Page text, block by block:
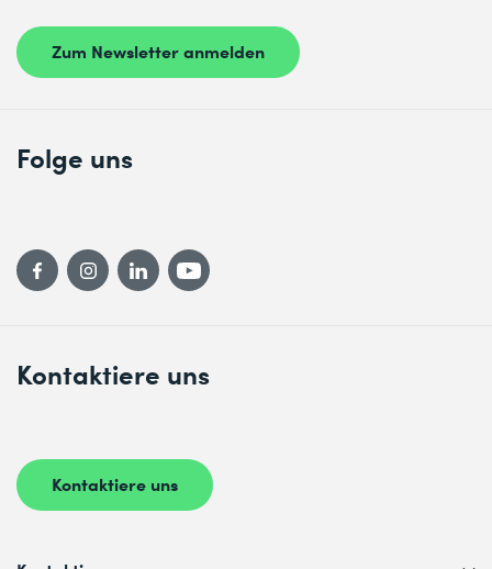
Zum Newsletter anmelden
Kontaktiere uns
Kontaktiere uns
Folge uns